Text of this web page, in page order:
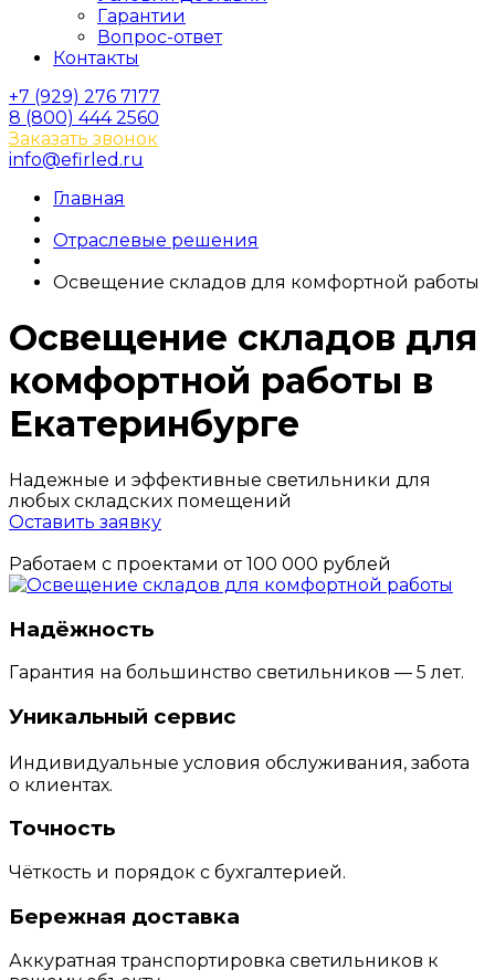
Гарантии
Вопрос-ответ
Контакты
+7 (929) 276 7177
8 (800) 444 2560
Заказать звонок
info@efirled.ru
Главная
Отраслевые решения
Освещение складов для комфортной работы
Освещение складов для
комфортной работы в
Екатеринбурге
Надежные и эффективные светильники для
любых складских помещений
Оставить заявку
Работаем с проектами от 100 000 рублей
Надёжность
Гарантия на большинство светильников — 5 лет.
Уникальный сервис
Индивидуальные условия обслуживания, забота
о клиентах.
Точность
Чёткость и порядок с бухгалтерией.
Бережная доставка
Аккуратная транспортировка светильников к